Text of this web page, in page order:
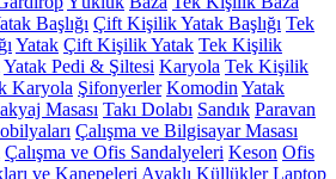
Başlığı Çift Kişilik Yatak Başlığı Tek
Yatak Çift Kişilik Yatak Tek Kişilik
Yatak Pedi & Şiltesi Karyola Tek Kişilik
Karyola Şifonyerler Komodin Yatak
Masası Takı Dolabı Sandık Paravan
Çalışma ve Bilgisayar Masası
Çalışma ve Ofis Sandalyeleri Keson Ofis
ve Kanepeleri Ayaklı Küllükler Laptop